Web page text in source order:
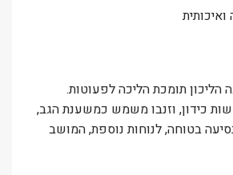
תומכת הליכה לפעוטות.
כידון, וזנבו משמש כמשענת הגב,
בטוחה, לנוחות נוספת, המושב